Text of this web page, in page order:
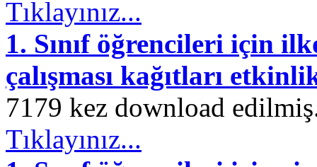
Tıklayınız...
1. Sınıf öğrencileri için
çalışması kağıtları
7179 kez download
Tıklayınız...